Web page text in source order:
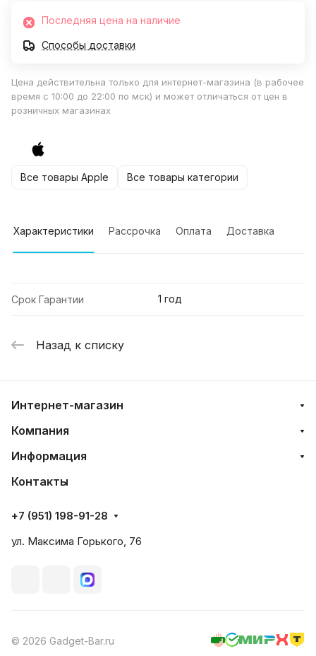
Последняя цена на наличие
Способы доставки
Цена действительна только для интернет-магазина (в рабочее
время с 10:00 до 22:00 по мск) и может отличаться от цен в
розничных магазинах
Все товары Apple Все товары категории
Характеристики Рассрочка Оплата Доставка
Срок Гарантии 1 год
Назад к списку
Интернет-магазин
Компания
Информация
Контакты
+7 (951) 198-91-28
ул. Максима Горького, 76
© 2026 Gadget-Bar.ru